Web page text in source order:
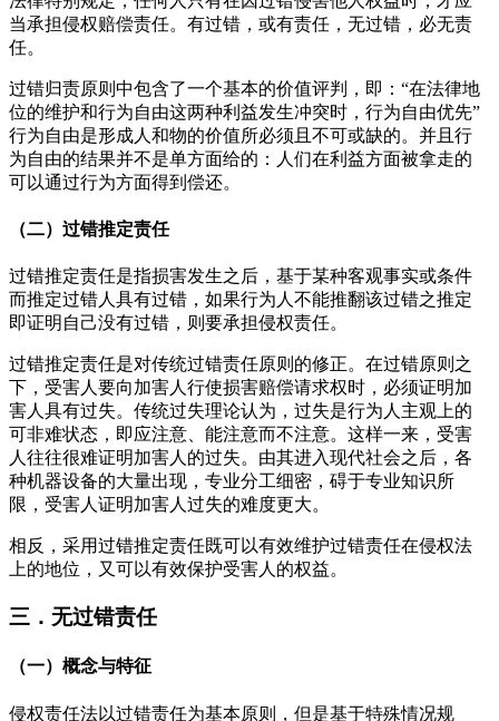
当承担侵权赔偿责任。有过错，或有责任，无过错，必无责
任。
过错归责原则中包含了一个基本的价值评判，即：“在法律地
位的维护和行为自由这两种利益发生冲突时，行为自由优先”
行为自由是形成人和物的价值所必须且不可或缺的。并且行
为自由的结果并不是单方面给的：人们在利益方面被拿走的
可以通过行为方面得到偿还。
（二） 过错推定责任
过错推定责任是指损害发生之后，基于某种客观事实或条件
而推定过错人具有过错，如果行为人不能推翻该过错之推定
即证明自己没有过错，则要承担侵权责任。
过错推定责任是对传统过错责任原则的修正。在过错原则之
下，受害人要向加害人行使损害赔偿请求权时，必须证明加
害人具有过失。传统过失理论认为，过失是行为人主观上的
可非难状态，即应注意、能注意而不注意。这样一来，受害
人往往很难证明加害人的过失。由其进入现代社会之后，各
种机器设备的大量出现，专业分工细密，碍于专业知识所
限，受害人证明加害人过失的难度更大。
相反，采用过错推定责任既可以有效维护过错责任在侵权法
上的地位，又可以有效保护受害人的权益。
三．无过错责任
（一） 概念与特征
侵权责任法以过错责任为基本原则，但是基于特殊情况规